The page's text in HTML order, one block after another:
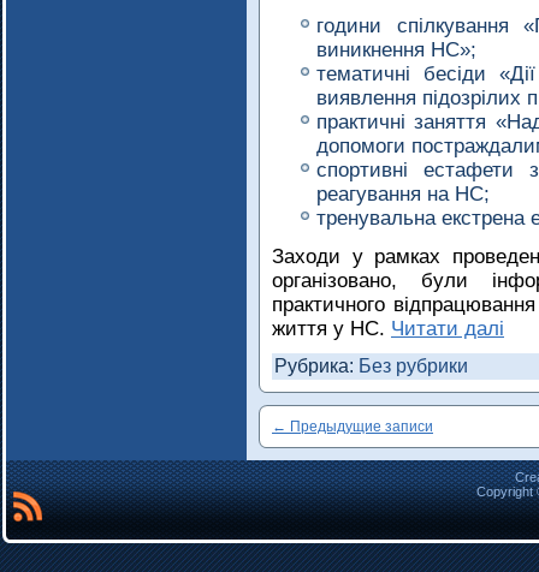
години спілкування
виникнення НС»;
тематичні бесіди
виявлення підозрілих
практичні заняття
допомоги
спортивні естафети
реагування на НС;
тренувальна екстрена
Заходи у рамках
організовано, були
практичного
життя у НС. Читати далі
Рубрика: Без рубрики
← Предыдущие записи
Copyright